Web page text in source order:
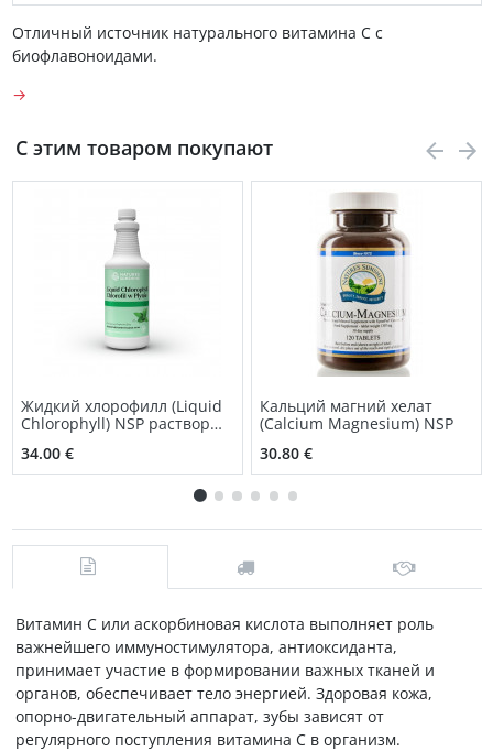
Отличный источник натурального витамина С с
биофлавоноидами.
→
С этим товаром покупают
Жидкий хлорофилл (Liquid
Chlorophyll) NSP раствор
34.00 €
Кальций магний хелат
(Calcium Magnesium) NSP
30.80 €
Витамин С или аскорбиновая кислота выполняет роль
важнейшего иммуностимулятора, антиоксиданта,
принимает участие в формировании важных тканей и
органов, обеспечивает тело энергией. Здоровая кожа,
опорно-двигательный аппарат, зубы зависят от
регулярного поступления витамина С в организм.